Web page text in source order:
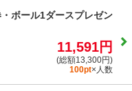
ボール1ダースプレゼン
11,591円
(総額13,300円)
100pt×人数